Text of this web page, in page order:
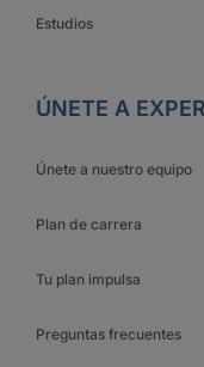
Estudios
ÚNETE A
Únete a nuestro equipo
Plan de carrera
Tu plan impulsa
Preguntas frecuentes